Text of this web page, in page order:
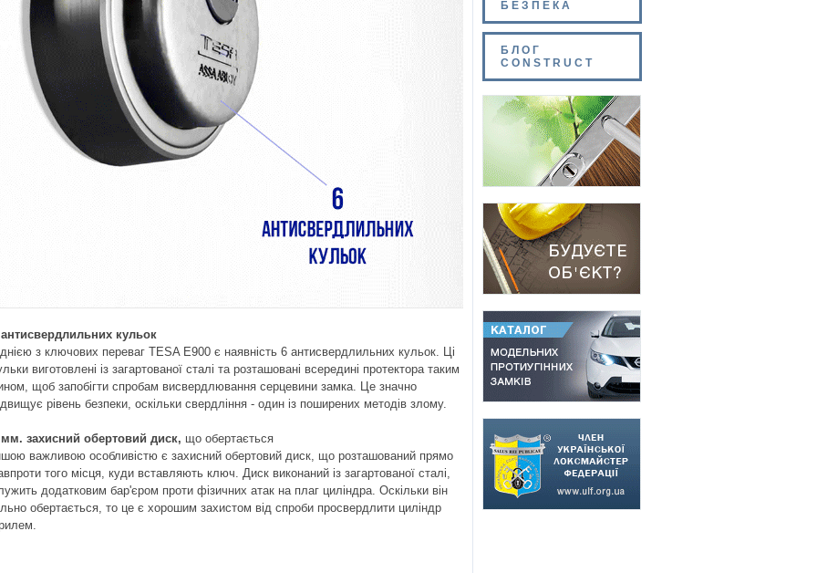
кульок
з ключових переваг TESA E900 є наявність 6 антисвердлильних кульок. Ці
виготовлені із загартованої сталі та розташовані всередині протектора таким
щоб запобігти спробам висвердлювання серцевини замка. Це значно
рівень безпеки, оскільки свердління - один із поширених методів злому.
захисний обертовий диск, що обертається
важливою особливістю є захисний обертовий диск, що розташований прямо
того місця, куди вставляють ключ. Диск виконаний із загартованої сталі,
додатковим бар'єром проти фізичних атак на плаг циліндра. Оскільки він
обертається, то це є хорошим захистом від спроби просвердлити циліндр
БЕЗПЕКА
БЛОГ
CONSTRUCT